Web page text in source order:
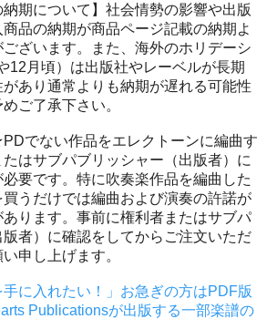
納期について】社会情勢の影響や出版
品の納期が商品ページ記載の納期よ
ございます。また、海外のホリデーシ
12月頃）は出版社やレーベルが長期
あり通常よりも納期が遅れる可能性
ご了承下さい。
でない作品をエレクトーンに編曲す
はサブパブリッシャー（出版者）に
要です。特に吹奏楽作品を編曲した
うだけでは編曲および演奏の許諾が
ります。事前に権利者またはサブパ
者）に確認をしてからご注文いただ
申し上げます。
に入れたい！」お急ぎの方はPDF版
Publicationsが出版する一部楽譜の